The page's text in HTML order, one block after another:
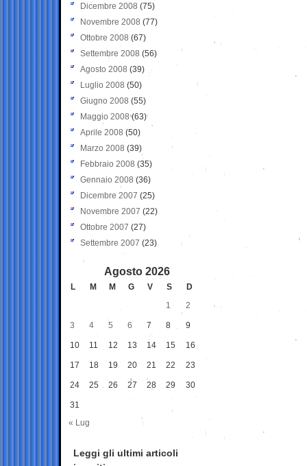
Dicembre 2008 (75)
Novembre 2008 (77)
Ottobre 2008 (67)
Settembre 2008 (56)
Agosto 2008 (39)
Luglio 2008 (50)
Giugno 2008 (55)
Maggio 2008(63)
Aprile 2008 (50)
Marzo 2008 (39)
Febbraio 2008 (35)
Gennaio 2008 (36)
Dicembre 2007 (25)
Novembre 2007 (22)
Ottobre 2007 (27)
Settembre 2007 (23)
Agosto 2026
L M M G V S
D
1
2
3 4 5 6 7 8 9
10 11 12 13 14 15 16
17 18 19 20 21 22 23
24 25 26 27 28 29 30
31
« Lug
Leggi gli ultimi articoli